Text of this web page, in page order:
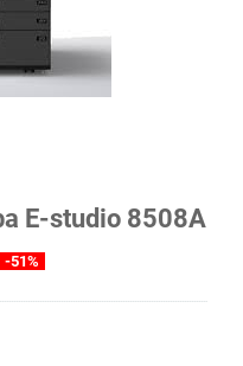
E-studio 8508A
-51%